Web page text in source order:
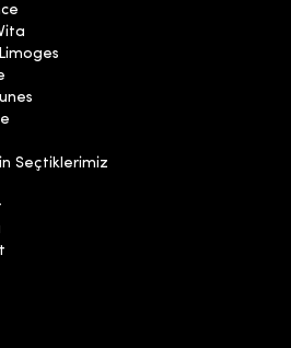
Seçtiklerimiz